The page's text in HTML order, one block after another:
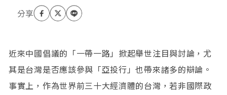
近來中國倡議的「一帶一路」掀起舉世注目與討論，尤
其是台灣是否應該參與「亞投行」也帶來諸多的辯論。
事實上，作為世界前三十大經濟體的台灣，若非國際政